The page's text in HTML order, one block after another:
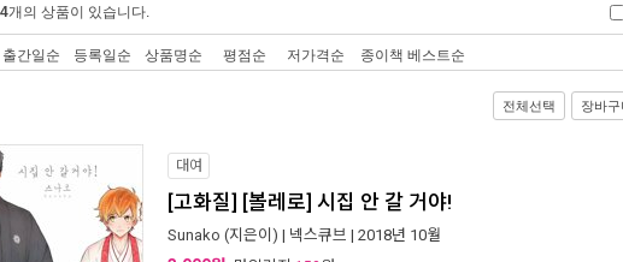
개의 상품이 있습니다.
출간일순 등록일순 상품명순 평점순 저가격순 종이책 베스트순
전체선택 장바
대여
[고화질] [볼레로] 시집 안 갈 거야!
Sunako (지은이) | 넥스큐브 | 2018년 10월